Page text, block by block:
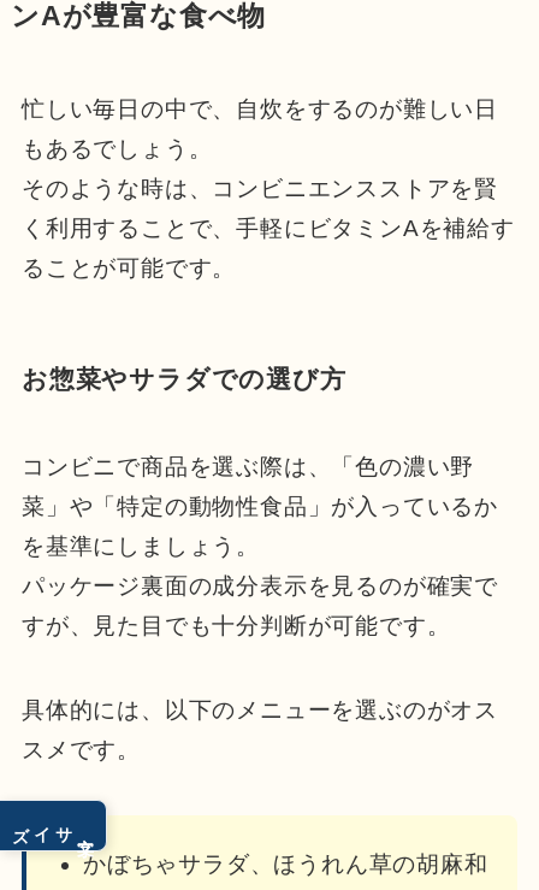
サイズ
ンAが豊富な食べ物
忙しい毎日の中で、自炊をするのが難しい日
もあるでしょう。
そのような時は、コンビニエンスストアを賢
く利用することで、手軽にビタミンAを補給す
ることが可能です。
お惣菜やサラダでの選び方
コンビニで商品を選ぶ際は、「色の濃い野
菜」や「特定の動物性食品」が入っているか
を基準にしましょう。
パッケージ裏面の成分表示を見るのが確実で
すが、見た目でも十分判断が可能です。
具体的には、以下のメニューを選ぶのがオス
スメです。
かぼちゃサラダ、ほうれん草の胡麻和